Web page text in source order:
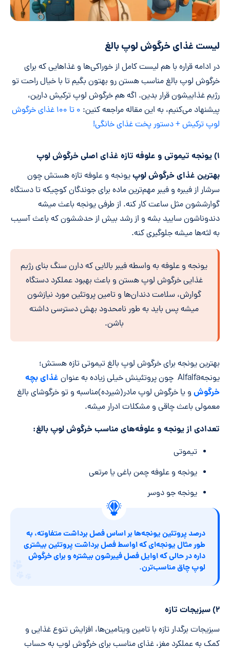
لیست غذای خرگوش لوپ بالغ
در ادامه قراره با هم لیست کامل از خوراکی‌ها و غذاهایی که برای
خرگوش لوپ بالغ مناسب هستن رو بهتون بگیم تا با خیال راحت تو
رژیم غذاییشون قرار بدین. اگه هم خرگوش لوپ ترکیش دارین،
پیشنهاد می‌کنیم، به این مقاله مراجعه کنین:
۰ تا ۱۰۰ غذای خرگوش
لوپ ترکیش + دستور پخت غذای خانگی!
۱) یونجه تیموتی و علوفه تازه غذای اصلی خرگوش لوپ
بهترین غذای خرگوش لوپیونجه و علوفه تازه هستش چون
سرشار از فیبره و فیبر مهم‌ترین ماده برای جوندگان کوچیکه تا دستگاه
گوارششون مثل ساعت کار کنه. از طرفی یونجه باعث میشه
دندوناشون سایید بشه و از رشد بیش از حدششون که باعث آسیب
به لثه‌ها میشه جلوگیری کنه.
یونجه و علوفه به واسطه فیبر بالایی که دارن سنگ بنای رژیم
غذایی خرگوش لوپ هستن و باعث بهبود عملکرد دستگاه
گوارش، سلامت دندان‌ها و تامین پروتئین مورد نیازشون
میشه پس باید به طور نامحدود بهش دسترسی داشته
باشن.
بهترین یونجه برای خرگوش لوپ بالغ تیموتی تازه هستش؛
یونجهAlfalfa چون پروتئینش خیلی زیاده به عنوان
غذای بچه
خرگوش و یا خرگوش لوپ مادر(شیرده)مناسبه و تو خرگوشای بالغ
معمولی باعث چاقی و مشکلات ادرار میشه.
تعدادی از یونجه و علوفه‌های مناسب خرگوش لوپ بالغ:
تیموتی
یونجه و علوفه چمن باغی یا مرتعی
یونجه جو دوسر
درصد پروتئین یونجه‌ها بر اساس فصل برداشت متفاوته، به
طور مثال یونجه‌ای که اواسط فصل برداشت پروتئین بیشتری
داره در حالی که اوایل فصل فیبرشون بیشتره و برای خرگوش
لوپ چاق مناسب‌ترن.
۲) سبزیجات تازه
سبزیجات برگدار تازه با تامین ویتامین‌ها، افزایش تنوع غذایی و
کمک به عملکرد مغز، غذای مناسب برای خرگوش لوپ به حساب